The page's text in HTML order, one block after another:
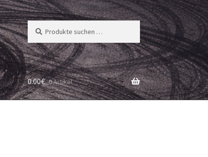
Suchen
nach:
Suchen
0.00€ 0 Artikel